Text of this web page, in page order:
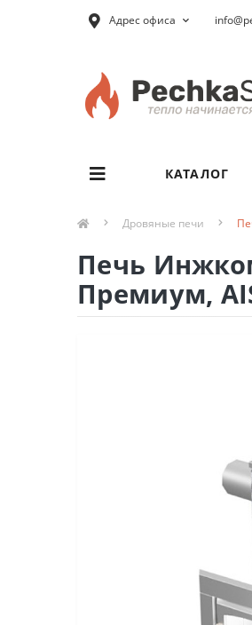
Адрес офиса
КАТАЛОГ
Дровяные печи
Печь
Премиум,